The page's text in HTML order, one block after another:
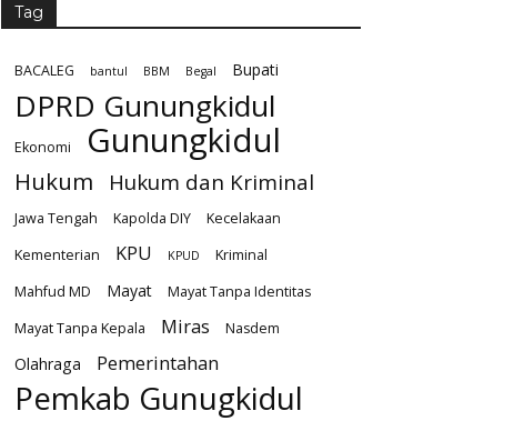
Tag
BACALEG bantul BBM Begal Bupati
DPRD Gunungkidul
Ekonomi Gunungkidul
Hukum Hukum dan Kriminal
Jawa Tengah Kapolda DIY
Kecelakaan
Kementerian
KPU KPUD
Kriminal
Mahfud MD
Mayat
Mayat Tanpa Identitas
Mayat Tanpa Kepala
Miras Nasdem
Olahraga Pemerintahan
Pemkab Gunugkidul